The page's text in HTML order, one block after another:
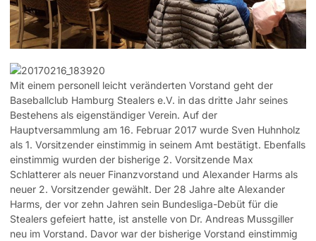
Mit einem personell leicht veränderten Vorstand geht der
Baseballclub Hamburg Stealers e.V. in das dritte Jahr seines
Bestehens als eigenständiger Verein. Auf der
Hauptversammlung am 16. Februar 2017 wurde Sven Huhnholz
als 1. Vorsitzender einstimmig in seinem Amt bestätigt. Ebenfalls
einstimmig wurden der bisherige 2. Vorsitzende Max
Schlatterer als neuer Finanzvorstand und Alexander Harms als
neuer 2. Vorsitzender gewählt. Der 28 Jahre alte Alexander
Harms, der vor zehn Jahren sein Bundesliga-Debüt für die
Stealers gefeiert hatte, ist anstelle von Dr. Andreas Mussgiller
neu im Vorstand. Davor war der bisherige Vorstand einstimmig